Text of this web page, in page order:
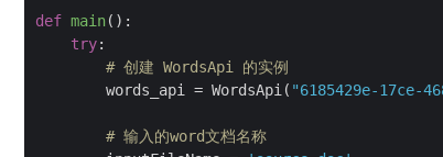
def main():
try:
# 创建 WordsApi 的实例
        words_api = WordsApi(
"6185429e-17ce-
# 输入的word文档名称